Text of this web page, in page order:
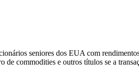
seniores dos EUA com
commodities e outros títulos se a